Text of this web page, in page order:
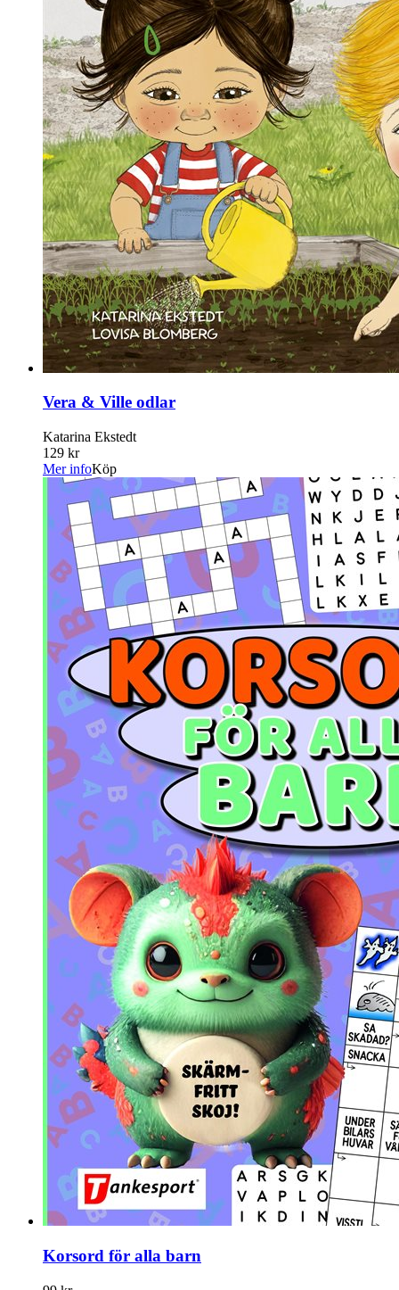
Vera & Ville odlar
Katarina Ekstedt
129 kr
Mer infoKöp
Korsord för alla barn